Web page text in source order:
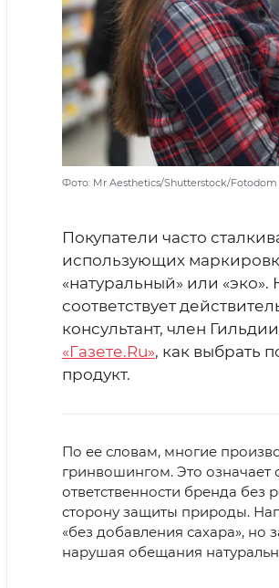
Фото: Mr Aesthetics/Shutterstock/Fotodom
Покупатели часто
использующих
«натуральный» или
соответствует
консультант, член
«Газете.Ru», как выбрать
продукт.
По ее словам, многие
гринвошингом. Это означает
ответственности бренда без
сторону защиты природы.
«без добавления сахара», но
нарушая обещания